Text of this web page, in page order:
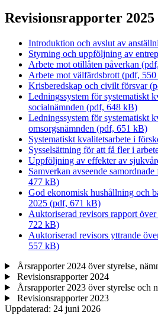
Revisionsrapporter 2025
Introduktion och avslut av
Styrning och uppföljning av
Arbete mot otillåten påverkan
Arbete mot välfärdsbrott (pdf,
Krisberedskap och civilt försvar
Ledningssystem för systematiskt
socialnämnden (pdf, 648 kB)
Ledningssystem för systematiskt
omsorgsnämnden (pdf, 651 kB)
Systematiskt kvalitetsarbete i
Sysselsättning för att få fler i
Uppföljning av effekter av
Samverkan avseende
477 kB)
God ekonomisk hushållning och
2025 (pdf, 671 kB)
Auktoriserad revisors rapport
722 kB)
Auktoriserad revisors yttrande
557 kB)
Årsrapporter 2024 över styrelse,
Revisionsrapporter 2024
Årsrapporter 2023 över styrelse och
Revisionsrapporter 2023
Uppdaterad: 24 juni 2026